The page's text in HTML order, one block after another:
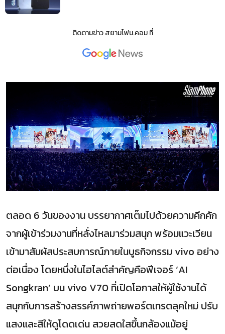
ติดตามข่าวสยามโฟน.คอมที่
ตลอด 6 วันของงาน บรรยากาศเต็มไปด้วยความคึกคัก
จากผู้เข้าร่วมงานที่หลั่งไหลมาร่วมสนุก พร้อมแวะเวียน
เข้ามาสัมผัสประสบการณ์ภายในบูธกิจกรรม vivo อย่าง
ต่อเนื่อง โดยหนึ่งในไฮไลต์สำคัญคือฟีเจอร์ ‘AI
Songkran’ บน vivo V70 ที่เปิดโอกาสให้ผู้ใช้งานได้
สนุกกับการสร้างสรรค์ภาพถ่ายพอร์ตเทรตลุคใหม่ ปรับ
แสงและสีให้ดูโดดเด่น สวยสดใสขึ้นกล้องแม้อยู่